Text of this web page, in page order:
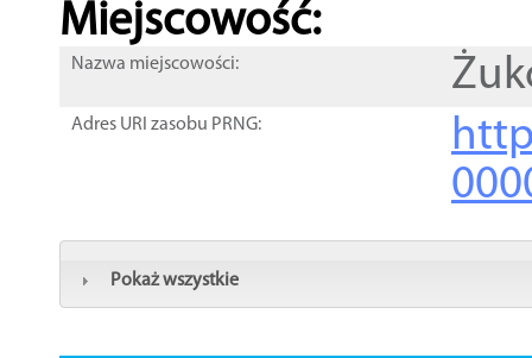
Miejscowość:
Nazwa miejscowości:
Adres URI zasobu PRNG:
Pokaż wszystkie